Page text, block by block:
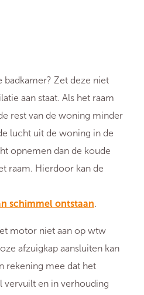
badkamer? Zet deze niet
aan staat. Als het raam
rest van de woning minder
lucht uit de woning in de
opnemen dan de koude
raam. Hierdoor kan de
schimmel ontstaan.
motor niet aan op wtw
afzuigkap aansluiten kan
rekening mee dat het
vervuilt en in verhouding